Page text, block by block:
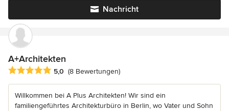
Nachricht
A+Architekten
Durchschnittliche Bewertung: 5 von 5 Sternen
5,0 (8 Bewertungen)
Willkommen bei A Plus Architekten! Wir sind ein
familiengeführtes Architekturbüro in Berlin, wo Vater und Sohn